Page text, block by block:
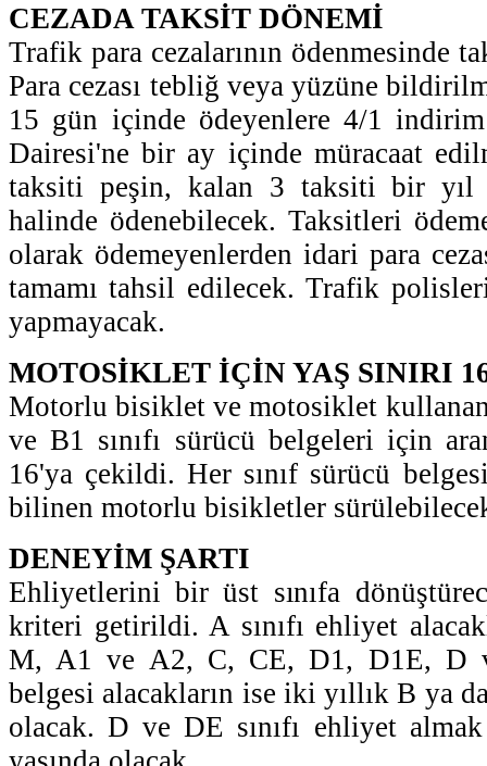
CEZADA TAKSİT DÖNEMİ
Trafik para cezalarının ödenmesinde
Para cezası tebliğ veya yüzüne
15 gün içinde ödeyenlere 4/1
Dairesi'ne bir ay içinde müracaat
taksiti peşin, kalan 3 taksiti bir
halinde ödenebilecek. Taksitleri
olarak ödemeyenlerden idari para
tamamı tahsil edilecek. Trafik
yapmayacak.
MOTOSİKLET İÇİN YAŞ SINIRI
Motorlu bisiklet ve motosiklet
ve B1 sınıfı sürücü belgeleri için
16'ya çekildi. Her sınıf sürücü
bilinen motorlu bisikletler
DENEYİM ŞARTI
Ehliyetlerini bir üst sınıfa
kriteri getirildi. A sınıfı ehliyet
M, A1 ve A2, C, CE, D1, D1E, D
belgesi alacakların ise iki yıllık B ya
olacak. D ve DE sınıfı ehliyet